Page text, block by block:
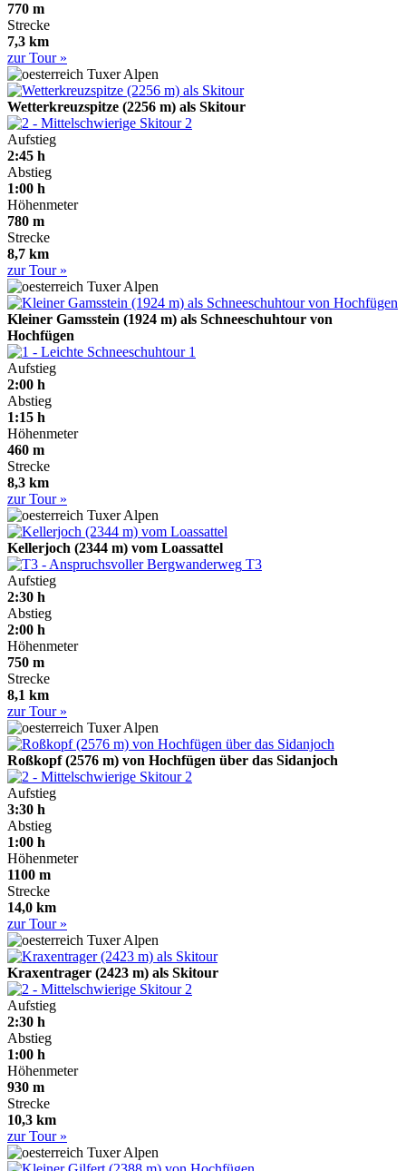
770 m
Strecke
7,3 km
zur Tour »
Tuxer Alpen
Wetterkreuzspitze (2256 m) als Skitour
2
Aufstieg
2:45 h
Abstieg
1:00 h
Höhenmeter
780 m
Strecke
8,7 km
zur Tour »
Tuxer Alpen
Kleiner Gamsstein (1924 m) als Schneeschuhtour von
Hochfügen
1
Aufstieg
2:00 h
Abstieg
1:15 h
Höhenmeter
460 m
Strecke
8,3 km
zur Tour »
Tuxer Alpen
Kellerjoch (2344 m) vom Loassattel
T3
Aufstieg
2:30 h
Abstieg
2:00 h
Höhenmeter
750 m
Strecke
8,1 km
zur Tour »
Tuxer Alpen
Roßkopf (2576 m) von Hochfügen über das Sidanjoch
2
Aufstieg
3:30 h
Abstieg
1:00 h
Höhenmeter
1100 m
Strecke
14,0 km
zur Tour »
Tuxer Alpen
Kraxentrager (2423 m) als Skitour
2
Aufstieg
2:30 h
Abstieg
1:00 h
Höhenmeter
930 m
Strecke
10,3 km
zur Tour »
Tuxer Alpen